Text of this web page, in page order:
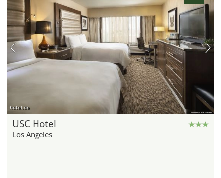
hotel.de
USC Hotel
Los Angeles